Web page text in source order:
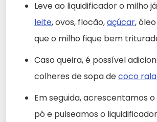
Leve ao liquidificador o milho
leite, ovos, flocão,açúcar,
que o milho fique bem
Caso queira, é possível
colheres de sopa decoco
Em seguida, acrescentamos o
pó e pulseamos o